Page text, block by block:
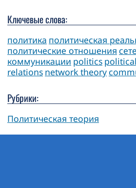
Ключевые слова:
политика политическая
политические отношения
коммуникации рolitics
relations network theory
Рубрики:
Политическая теория